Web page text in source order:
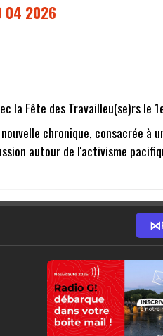
04 2026
la Fête des Travailleu(se)rs le
chronique, consacrée à
autour de l'activisme
⋈